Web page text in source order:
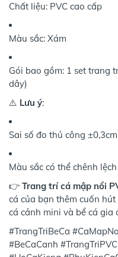
Chất liệu: PVC cao cấp
Màu sắc: Xám
Gói bao gồm: 1 set trang
dây)
⚠️ Lưu ý:
Sai số đo thủ công
Màu sắc có thể chênh
👉 Trang trí cá mập nổi
cá của bạn thêm cuốn
cá cảnh mini và bể cá gia
#TrangTriBeCa
#BeCaCanh